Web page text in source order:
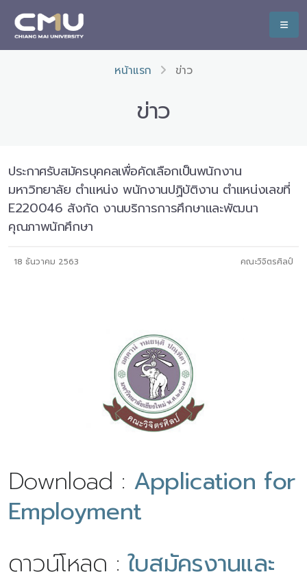
หน้าแรก ข่าว
ข่าว
ประกาศรับสมัครบุคคลเพื่อคัดเลือกเป็นพนักงาน
มหาวิทยาลัย ตำแหน่ง พนักงานปฏิบัติงาน ตำแหน่งเลขที่
E220046 สังกัด งานบริการการศึกษาและพัฒนา
คุณภาพนักศึกษา
18 ธันวาคม 2563 คณะวิจิตรศิลป์
Download : Application for
Employment
ดาวน์โหลด :ใบสมัครงานและ